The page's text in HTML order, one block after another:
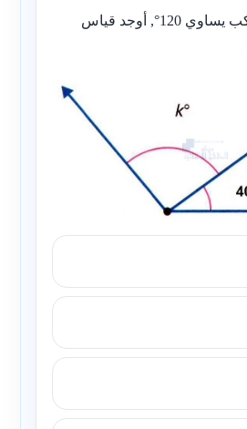
قياس الزاوية المركب يساوي 120°, أوجد قياس